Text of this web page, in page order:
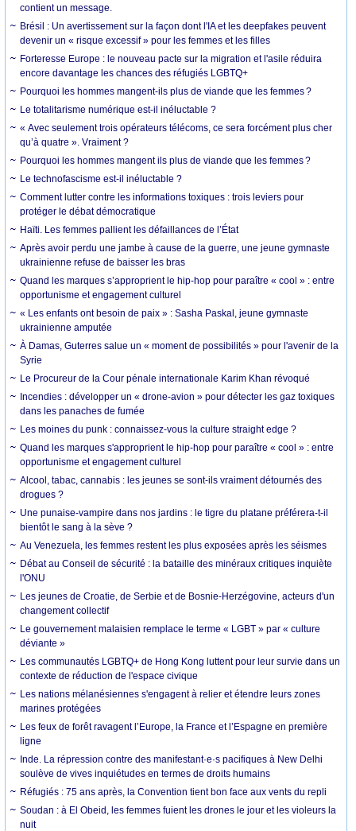
contient un message.
Brésil : Un avertissement sur la façon dont l'IA et les deepfakes peuvent
devenir un « risque excessif » pour les femmes et les filles
Forteresse Europe : le nouveau pacte sur la migration et l'asile réduira
encore davantage les chances des réfugiés LGBTQ+
Pourquoi les hommes mangent-ils plus de viande que les femmes ?
Le totalitarisme numérique est-il inéluctable ?
« Avec seulement trois opérateurs télécoms, ce sera forcément plus cher
qu’à quatre ». Vraiment ?
Pourquoi les hommes mangent ils plus de viande que les femmes ?
Le technofascisme est-il inéluctable ?
Comment lutter contre les informations toxiques : trois leviers pour
protéger le débat démocratique
Haïti. Les femmes pallient les défaillances de l’État
Après avoir perdu une jambe à cause de la guerre, une jeune gymnaste
ukrainienne refuse de baisser les bras
Quand les marques s’approprient le hip-hop pour paraître « cool » : entre
opportunisme et engagement culturel
« Les enfants ont besoin de paix » : Sasha Paskal, jeune gymnaste
ukrainienne amputée
À Damas, Guterres salue un « moment de possibilités » pour l'avenir de la
Syrie
Le Procureur de la Cour pénale internationale Karim Khan révoqué
Incendies : développer un « drone-avion » pour détecter les gaz toxiques
dans les panaches de fumée
Les moines du punk : connaissez-vous la culture straight edge ?
Quand les marques s'approprient le hip-hop pour paraître « cool » : entre
opportunisme et engagement culturel
Alcool, tabac, cannabis : les jeunes se sont-ils vraiment détournés des
drogues ?
Une punaise-vampire dans nos jardins : le tigre du platane préférera-t-il
bientôt le sang à la sève ?
Au Venezuela, les femmes restent les plus exposées après les séismes
Débat au Conseil de sécurité : la bataille des minéraux critiques inquiète
l'ONU
Les jeunes de Croatie, de Serbie et de Bosnie-Herzégovine, acteurs d'un
changement collectif
Le gouvernement malaisien remplace le terme « LGBT » par « culture
déviante »
Les communautés LGBTQ+ de Hong Kong luttent pour leur survie dans un
contexte de réduction de l'espace civique
Les nations mélanésiennes s'engagent à relier et étendre leurs zones
marines protégées
Les feux de forêt ravagent l’Europe, la France et l’Espagne en première
ligne
Inde. La répression contre des manifestant·e·s pacifiques à New Delhi
soulève de vives inquiétudes en termes de droits humains
Réfugiés : 75 ans après, la Convention tient bon face aux vents du repli
Soudan : à El Obeid, les femmes fuient les drones le jour et les violeurs la
nuit